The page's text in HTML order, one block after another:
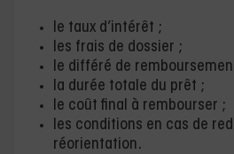
le taux d’intérêt ;
les frais de dossier ;
le différé de
la durée totale du prêt ;
le coût final à rembourser ;
les conditions en cas de
réorientation.